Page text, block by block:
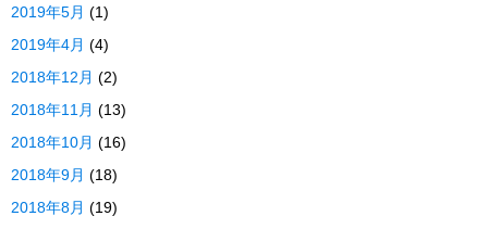
2019年5月 (1)
2019年4月 (4)
2018年12月 (2)
2018年11月 (13)
2018年10月 (16)
2018年9月 (18)
2018年8月 (19)